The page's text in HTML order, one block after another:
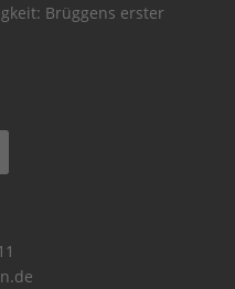
Brüggens erster